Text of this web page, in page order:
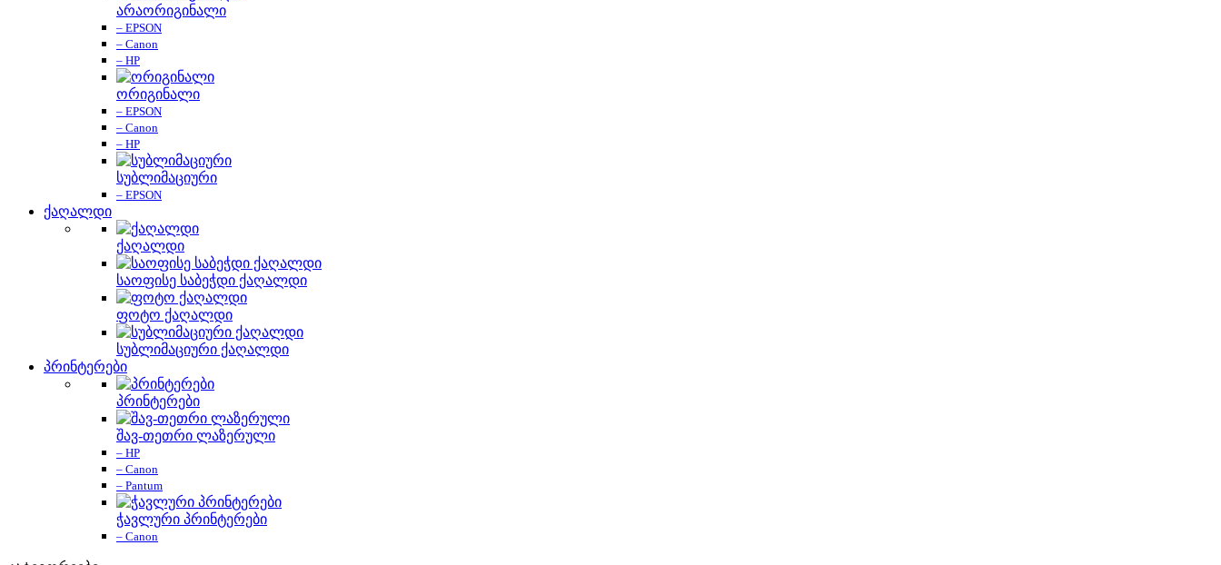
არაორიგინალი
– EPSON
– Canon
– HP
ორიგინალი
– EPSON
– Canon
– HP
სუბლიმაციური
– EPSON
ქაღალდი
ქაღალდი
საოფისე საბეჭდი ქაღალდი
ფოტო ქაღალდი
სუბლიმაციური ქაღალდი
პრინტერები
პრინტერები
შავ-თეთრი ლაზერული
– HP
– Canon
– Pantum
ჭავლური პრინტერები
– Canon